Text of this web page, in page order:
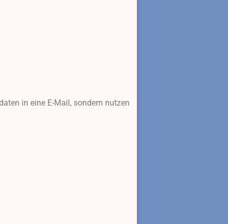
in eine E-Mail, sondern nutzen